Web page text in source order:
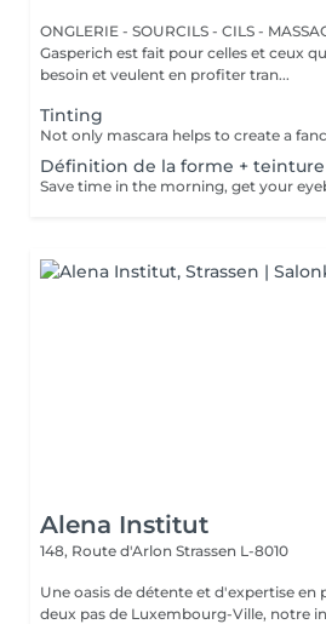
ONGLERIE - SOURCILS - CILS -
Gasperich est fait pour celles et ceux
besoin et veulent en profiter tran...
Tinting
Définition de la forme + teinture
Alena Institut
148, Route d'Arlon Strassen L-8010
Une oasis de détente et d'expertise en
deux pas de Luxembourg-Ville, notre